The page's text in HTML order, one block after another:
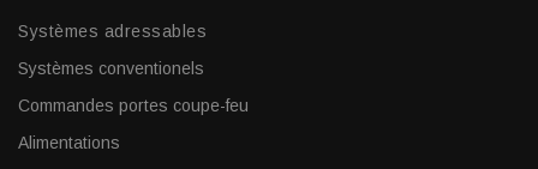
Systèmes adressables
Systèmes conventionels
Commandes portes coupe-feu
Alimentations